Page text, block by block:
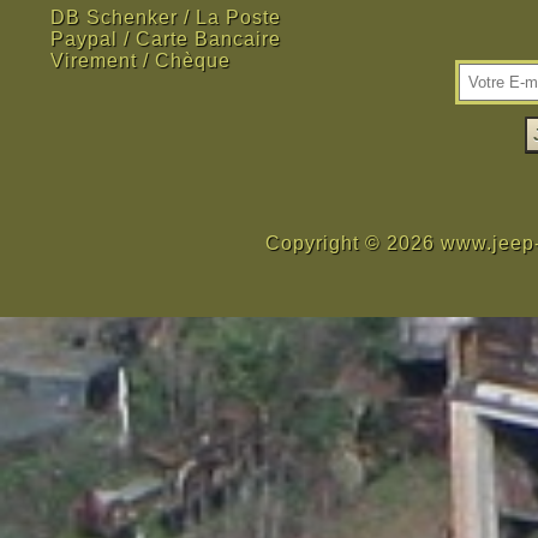
DB Schenker / La Poste
Paypal / Carte Bancaire
Virement / Chèque
Copyright © 2026